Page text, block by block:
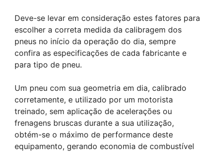
Deve-se levar em consideração estes fatores para
escolher a correta medida da calibragem dos
pneus no início da operação do dia, sempre
confira as especificações de cada fabricante e
para tipo de pneu.
Um pneu com sua geometria em dia, calibrado
corretamente, e utilizado por um motorista
treinado, sem aplicação de acelerações ou
frenagens bruscas durante a sua utilização,
obtém-se o máximo de performance deste
equipamento, gerando economia de combustível